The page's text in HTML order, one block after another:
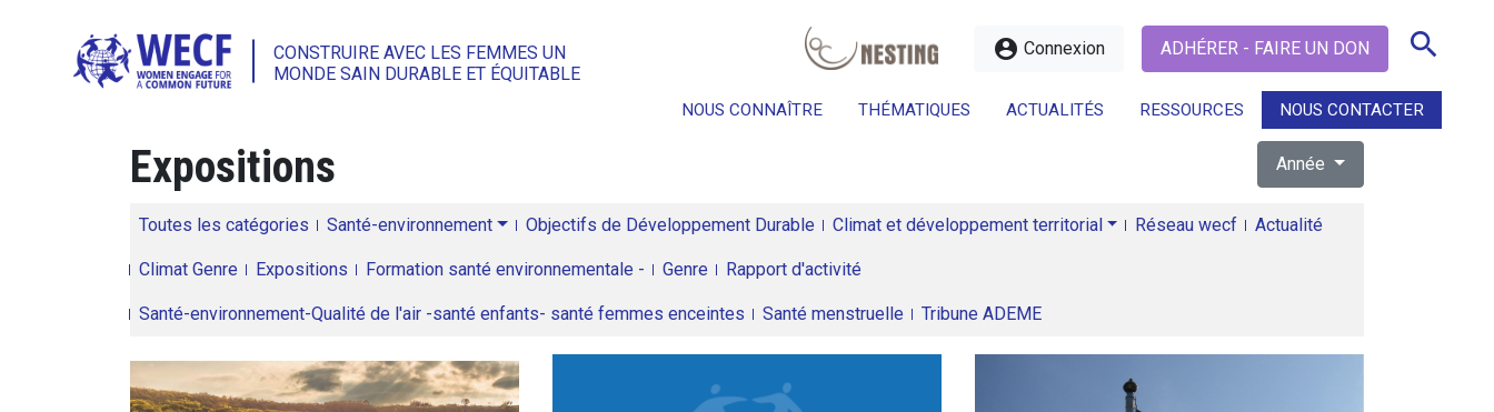
CONSTRUIRE AVEC LES FEMMES UN
MONDE SAIN DURABLE ET ÉQUITABLE
account_circle Connexion ADHÉRER - FAIRE UN DON search
NOUS CONNAÎTRE THÉMATIQUES ACTUALITÉS RESSOURCES NOUS CONTACTER
search
Expositions Année
Toutes les catégories Santé-environnement Objectifs de Développement Durable Climat et développement territorial Réseau wecf Actualité
Climat Genre Expositions Formation santé environnementale - Genre Rapport d'activité
Santé-environnement-Qualité de l'air -santé enfants- santé femmes enceintes Santé menstruelle Tribune ADEME